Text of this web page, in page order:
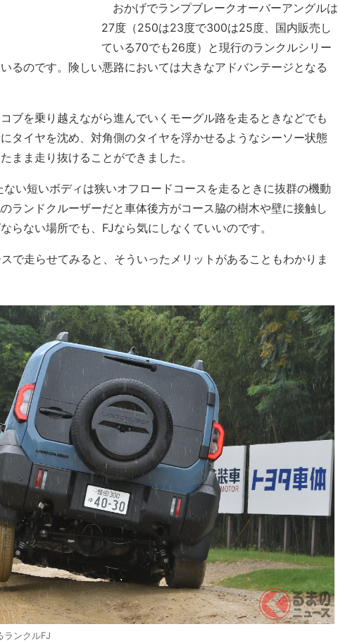
おかげでランプブレークオーバーアングルは
27度（250は23度で300は25度、国内販売し
ている70でも26度）と現行のランクルシリー
るのです。険しい悪路においては大きなアドバンテージとなる
ブを乗り越えながら進んでいくモーグル路を走るときなどでも
タイヤを沈め、対角側のタイヤを浮かせるようなシーソー状態
まま走り抜けることができました。
い短いボディは狭いオフロードコースを走るときに抜群の機動
ランドクルーザーだと車体後方がコース脇の樹木や壁に接触し
らない場所でも、FJなら気にしなくていいのです。
で走らせてみると、そういったメリットがあることもわかりま
ランクルFJ